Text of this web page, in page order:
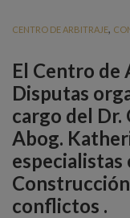
CENTRO DE ARBITRAJE,
El Centro de
Disputas
cargo del Dr.
Abog.
especialistas
conflictos .